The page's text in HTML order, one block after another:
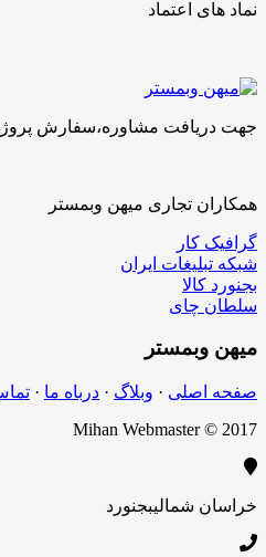
نماد های اعتماد
جهت دریافت مشاوره،سفارش پروژه،پیشنهاد یا انتقاد
همکاران تجاری میهن وبمستر
گرافیک کار
شبکه تبلیغات ایران
بجنورد کالا
سلطان چای
میهن وبمستر
صفحه اصلی · وبلاگ · درباه ما ·
Mihan Webmaster © 2017
خراسان شمالیبجنورد